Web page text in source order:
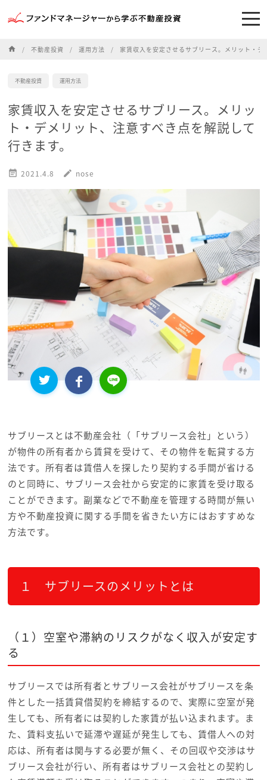
home 不動産投資 運用方法 家賃収入を安定させるサブリース。メリット・
不動産投資 運用方法
家賃収入を安定させるサブリース。メリッ
ト・デメリット、注意すべき点を解説して
行きます。
 2021.4.8 edit nose
サブリースとは不動産会社（「サブリース会社」という）
が物件の所有者から賃貸を受けて、その物件を転貸する方
法です。所有者は賃借人を探したり契約する手間が省ける
のと同時に、サブリース会社から安定的に家賃を受け取る
ことができます。副業などで不動産を管理する時間が無い
方や不動産投資に関する手間を省きたい方にはおすすめな
方法です。
１ サブリースのメリットとは
（１）空室や滞納のリスクがなく収入が安定す
る
サブリースでは所有者とサブリース会社がサブリースを条
件とした一括賃貸借契約を締結するので、実際に空室が発
生しても、所有者には契約した家賃が払い込まれます。ま
た、賃料支払いで延滞や遅延が発生しても、賃借人への対
応は、所有者は関与する必要が無く、その回収や交渉はサ
ブリース会社が行い、所有者はサブリース会社との契約し